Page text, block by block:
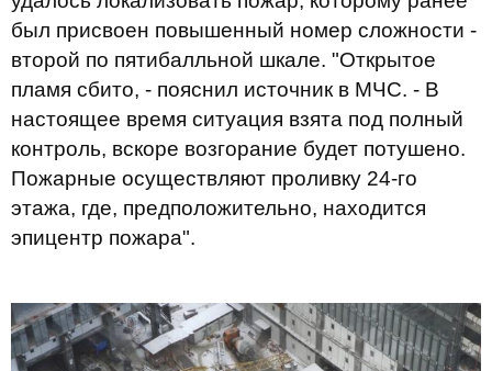
был присвоен повышенный номер сложности -
второй по пятибалльной шкале. "Открытое
пламя сбито, - пояснил источник в МЧС. - В
настоящее время ситуация взята под полный
контроль, вскоре возгорание будет потушено.
Пожарные осуществляют проливку 24-го
этажа, где, предположительно, находится
эпицентр пожара".